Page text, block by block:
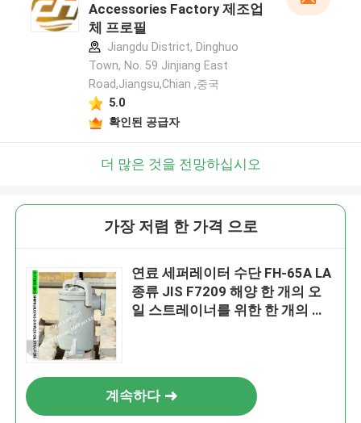
Accessories Factory 제조업
체 프로필
Jiangdu District, Dinghuo
Town, No. 59 Jinjiang East
Road,Jiangsu,Chian ,중국
5.0
확인된 공급자
더 많은 것을 전망하십시오
가장 저렴 한 가격 으로
연료 세퍼레이터 수단 FH-65A LA
종류 JIS F7209 해양 한 개의 오
일 스트레이너를 위한 한 개의 오
계속하다